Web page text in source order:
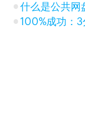
什么是公共网
100%成功：